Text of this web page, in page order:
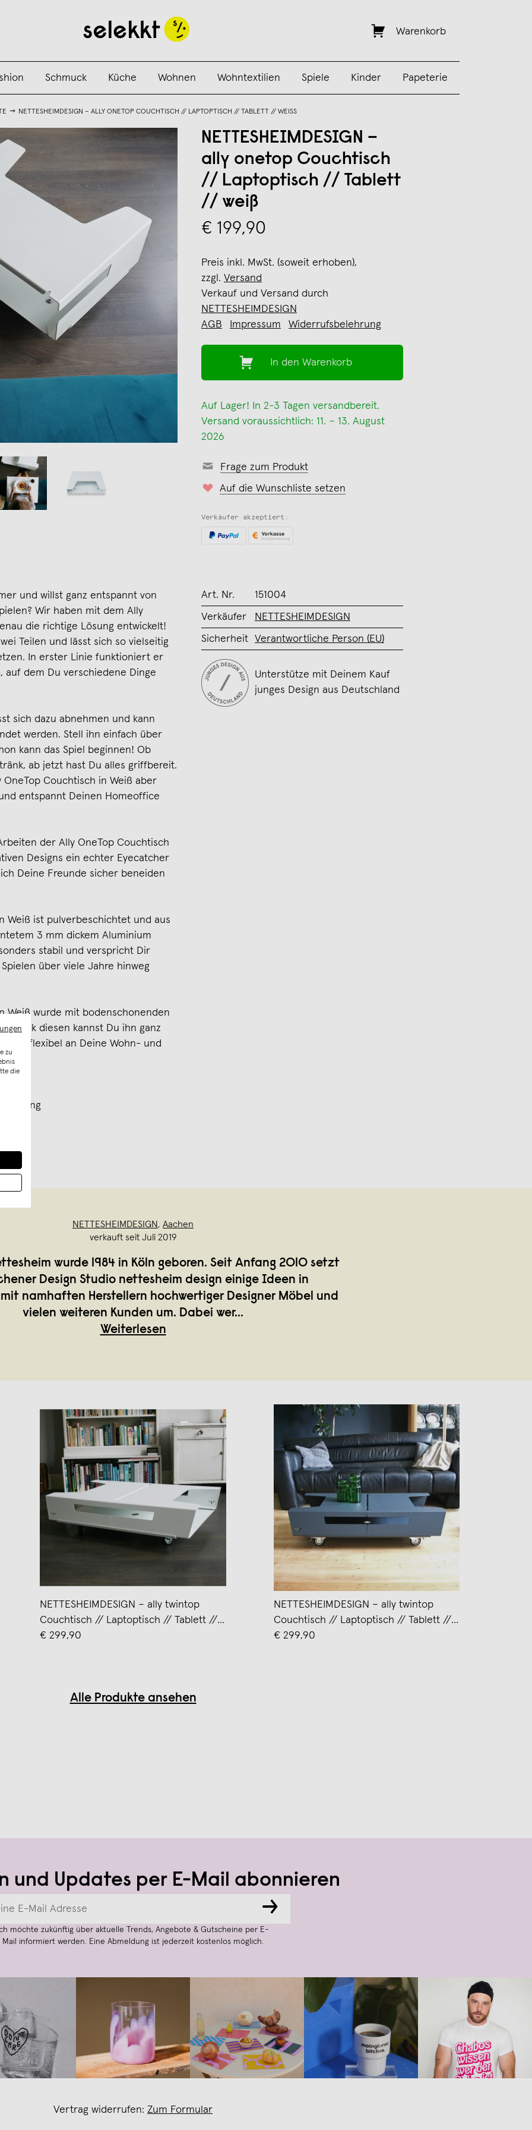
Warenkorb
Schmuck Küche Wohnen Wohntextilien Spiele Kinder Papeterie
NETTESHEIMDESIGN – ALLY ONETOP COUCHTISCH // LAPTOPTISCH // TABLETT // WEISS
NETTESHEIMDESIGN –
ally onetop Couchtisch
// Laptoptisch // Tablett
// weiß
€ 199,90
Preis inkl. MwSt. (soweit erhoben),
zzgl. Versand
Verkauf und Versand durch
NETTESHEIMDESIGN
AGB
Impressum Widerrufsbelehrung
In den Warenkorb
Auf Lager! In 2-3 Tagen versandbereit.
Versand voraussichtlich: 11. – 13. August
2026
Frage zum Produkt
Auf die Wunschliste setzen
Verkäufer akzeptiert:
und willst ganz entspannt von
Wir haben mit dem Ally
die richtige Lösung entwickelt!
Teilen und lässt sich so vielseitig
In erster Linie funktioniert er
auf dem Du verschiedene Dinge
sich dazu abnehmen und kann
werden. Stell ihn einfach über
kann das Spiel beginnen! Ob
ab jetzt hast Du alles griffbereit.
Couchtisch in Weiß aber
entspannt Deinen Homeoffice
der Ally OneTop Couchtisch
Designs ein echter Eyecatcher
Deine Freunde sicher beneiden
Weiß ist pulverbeschichtet und aus
3 mm dickem Aluminium
stabil und verspricht Dir
über viele Jahre hinweg
Weiß wurde mit bodenschonenden
Dank diesen kannst Du ihn ganz
und flexibel an Deine Wohn- und
lang
Art. Nr. 151004
Verkäufer NETTESHEIMDESIGN
Sicherheit Verantwortliche Person (EU)
Unterstütze mit Deinem Kauf
junges Design aus Deutschland
NETTESHEIMDESIGN, Aachen
verkauft seit Juli 2019
wurde 1984 in Köln geboren. Seit Anfang 2010 setzt
Design Studio nettesheim design einige Ideen in
namhaften Herstellern hochwertiger Designer Möbel und
vielen weiteren Kunden um. Dabei wer...
Weiterlesen
NETTESHEIMDESIGN – ally twintop
Couchtisch // Laptoptisch // Tablett //
weiß
€ 299,90
NETTESHEIMDESIGN – ally twintop
Couchtisch // Laptoptisch // Tablett //
anthrazit
€ 299,90
Alle Produkte ansehen
und Updates per E-Mail abonnieren
→
möchte zukünftig über aktuelle Trends, Angebote & Gutscheine per E-
Mail informiert werden. Eine Abmeldung ist jederzeit kostenlos möglich.
Vertrag widerrufen: Zum Formular
zu
die